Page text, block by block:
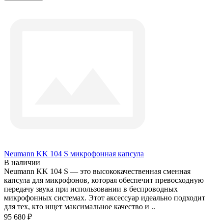
Neumann KK 104 S микрофонная капсула
В наличии
Neumann KK 104 S — это высококачественная сменная
капсула для микрофонов, которая обеспечит превосходную
передачу звука при использовании в беспроводных
микрофонных системах. Этот аксессуар идеально подходит
для тех, кто ищет максимальное качество и ..
95 680 ₽